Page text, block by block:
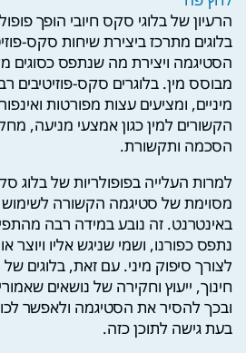
הרעיון של בלוגי סקס חיובי הופך
בלוגים מתרכז ביצירת שיחות סקס-
הסטיגמה ויצירת מה שנתפס כסוגים
מבוסס מין. בלוגרים סקס-פוזיטיבים
מיניים, ומציעים עצות מפורטות
הקשורים למין כגון אמצעי מניעה,
הסכמה ותקשורת.
למרות העלייה בפופולריות של בלוג
מסוימת של סטיגמה הקשורה לשימוש
באינטרנט. זה נובע במידה רבה
נתפס כפורנו, ושמי שניגש אליו ויוצר
לצורך סיפוק מיני. עם זאת, בלוגים
חינוך, ייעוץ וחקירה של נושאים
ובכך להסיר את הסטיגמה ולאפשר
בעת גישה לתוכן כזה.